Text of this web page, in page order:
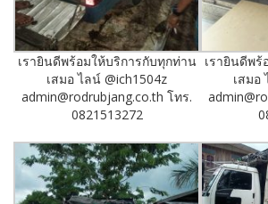
เรายินดีพร้อมให้บริการกับทุกท่าน
เสมอ ไลน์ @ich1504z
admin@rodrubjang.co.th โทร.
0821513272
เรายินดีพ
เสมอ